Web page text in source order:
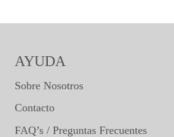
AYUDA
Sobre Nosotros
Contacto
FAQ’s / Preguntas Frecuentes